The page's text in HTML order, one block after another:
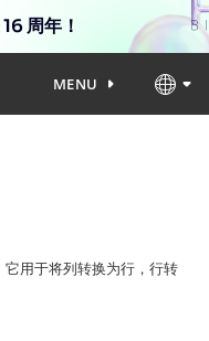
周年！
MENU
它用于将列转换为行，行转